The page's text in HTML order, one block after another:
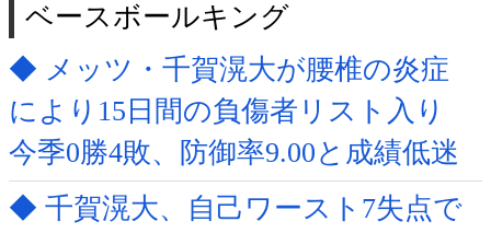
ベースボールキング
◆ メッツ・千賀滉大が腰椎の炎症
により15日間の負傷者リスト入り
今季0勝4敗、防御率9.00と成績低迷
◆ 千賀滉大、自己ワースト7失点で